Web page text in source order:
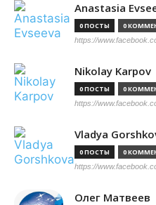
Anastasia
0 ПОСТЫ 0
https://
Nikolay Karpov
0 ПОСТЫ 0
https://
Vladya
0 ПОСТЫ 0
https://
Олег Матвеев